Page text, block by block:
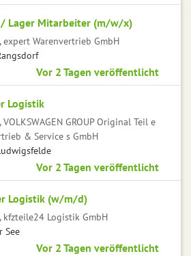
Lager Mitarbeiter (m/w/x)
expert Warenvertrieb GmbH
Vor 2 Tagen veröffentlicht
Logistik
VOLKSWAGEN GROUP Original Teil e
& Service s GmbH
Vor 2 Tagen veröffentlicht
Logistik (w/m/d)
kfzteile24 Logistik GmbH
See
Vor 2 Tagen veröffentlicht